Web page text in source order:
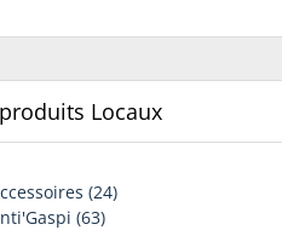
Locaux
(24)
(63)